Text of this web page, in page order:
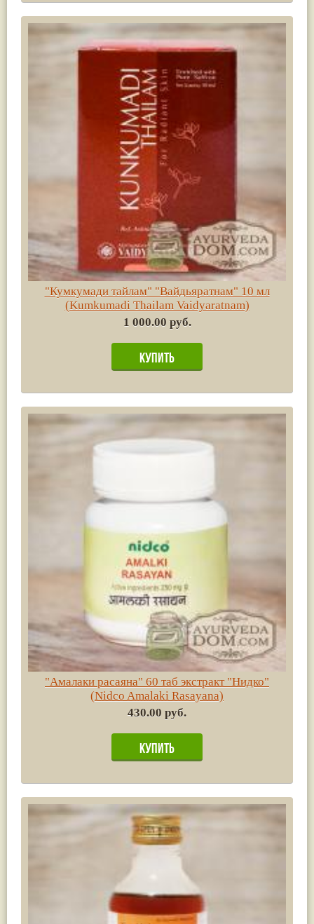
"Кумкумади тайлам" "Вайдьяратнам" 10 мл
(Kumkumadi Thailam Vaidyaratnam)
1 000.00 руб.
"Амалаки расаяна" 60 таб экстракт "Нидко"
(Nidco Amalaki Rasayana)
430.00 руб.